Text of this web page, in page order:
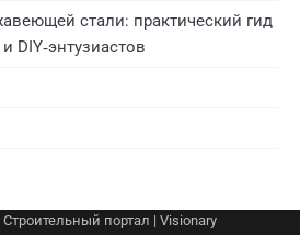
стали: практический гид
DIY‑энтузиастов
Строительный портал | Visionary